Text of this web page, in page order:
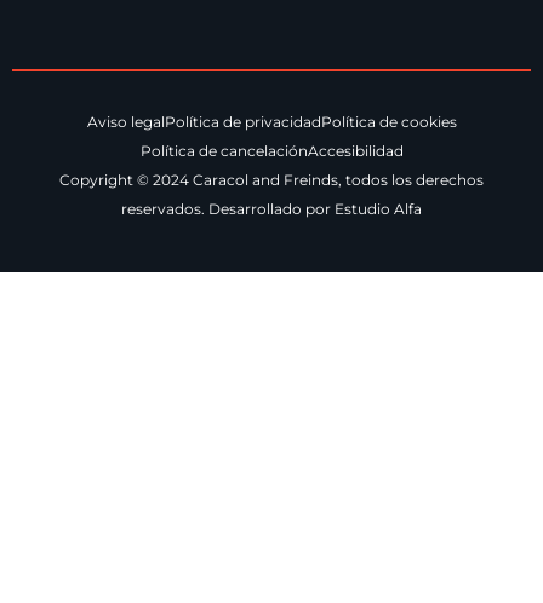
Aviso legalPolítica de privacidadPolítica de cookies
Política de cancelaciónAccesibilidad
Copyright © 2024 Caracol and Freinds, todos los derechos
reservados. Desarrollado por Estudio Alfa